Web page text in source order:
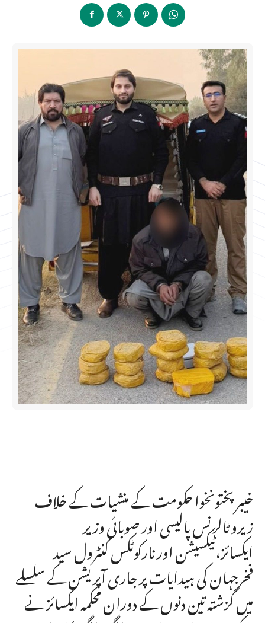
خیبرپختونخوا حکومت کے منشیات کے خلاف
زیرو ٹالرنس پالیسی اور صوبائی وزیر
ایکسائز،ٹیکسیشن اور نارکوٹکس کنٹرول سید
فخرجہان کی ہیدایات پر جاری آپریشن کے سلسلے
میں گزشتہ تین دنوں کے دوران محکمہ ایکسائز نے